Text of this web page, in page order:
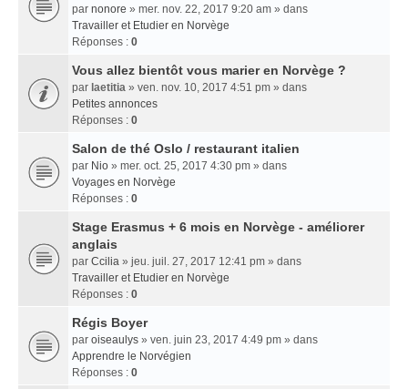
par nonore » mer. nov. 22, 2017 9:20 am » dans
Travailler et Etudier en Norvège
Réponses : 0
Vous allez bientôt vous marier en Norvège ?
par laetitia » ven. nov. 10, 2017 4:51 pm » dans
Petites annonces
Réponses : 0
Salon de thé Oslo / restaurant italien
par Nio » mer. oct. 25, 2017 4:30 pm » dans
Voyages en Norvège
Réponses : 0
Stage Erasmus + 6 mois en Norvège - améliorer
anglais
par Ccilia » jeu. juil. 27, 2017 12:41 pm » dans
Travailler et Etudier en Norvège
Réponses : 0
Régis Boyer
par oiseaulys » ven. juin 23, 2017 4:49 pm » dans
Apprendre le Norvégien
Réponses : 0